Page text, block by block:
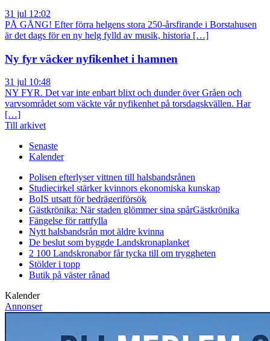
31 jul 12:02
PÅ GÅNG! Efter förra helgens stora 250-årsfirande i Borstahusen
är det dags för en ny helg fylld av musik, historia […]
Ny fyr väcker nyfikenhet i hamnen
31 jul 10:48
NY FYR. Det var inte enbart blixt och dunder över Gråen och
varvsområdet som väckte vår nyfikenhet på torsdagskvällen. Har
[…]
Till arkivet
Senaste
Kalender
Polisen efterlyser vittnen till halsbandsrånen
Studiecirkel stärker kvinnors ekonomiska kunskap
BoIS utsatt för bedrägeriförsök
Gästkrönika: När staden glömmer sina spårGästkrönika
Fängelse för rattfylla
Nytt halsbandsrån mot äldre kvinna
De beslut som byggde Landskronaplanket
2 100 Landskronabor får tycka till om tryggheten
Stölder i topp
Butik på väster rånad
Kalender
Annonser